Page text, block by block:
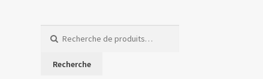
pour :
Recherche